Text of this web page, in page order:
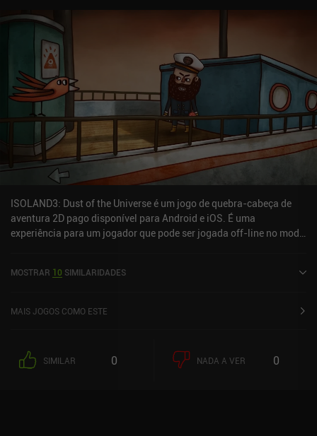
ISOLAND3: Dust of the Universe é um jogo de quebra-cabeça de
aventura 2D pago disponível para Android e iOS. É uma
experiência para um jogador que pode ser jogada off-line no modo
Google Play e 4,2 de 5,0 na iOS App Store.
MOSTRAR 10 SIMILARIDADES
MAIS JOGOS COMO ESTE
SIMILAR 0 NADA A VER 0